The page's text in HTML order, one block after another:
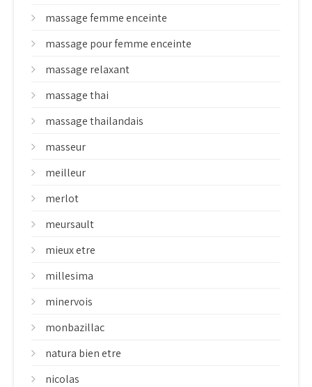
massage femme enceinte
massage pour femme enceinte
massage relaxant
massage thai
massage thailandais
masseur
meilleur
merlot
meursault
mieux etre
millesima
minervois
monbazillac
natura bien etre
nicolas